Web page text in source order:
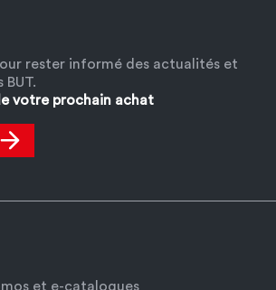
rester informé des actualités et
votre prochain achat
et e-catalogues